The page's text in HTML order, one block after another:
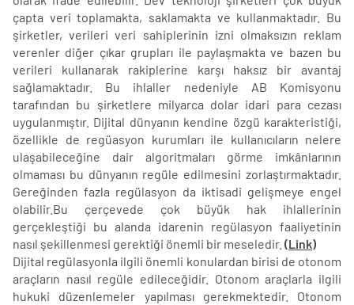
çapta veri toplamakta, saklamakta ve kullanmaktadır. Bu
şirketler, verileri veri sahiplerinin izni olmaksızın reklam
verenler diğer çıkar grupları ile paylaşmakta ve bazen bu
verileri kullanarak rakiplerine karşı haksız bir avantaj
sağlamaktadır. Bu ihlaller nedeniyle AB Komisyonu
tarafından bu şirketlere milyarca dolar idari para cezası
uygulanmıştır. Dijital dünyanın kendine özgü karakteristiği,
özellikle de regüasyon kurumları ile kullanıcıların nelere
ulaşabileceğine dair algoritmaları görme imkânlarının
olmaması bu dünyanın regüle edilmesini zorlaştırmaktadır.
Gereğinden fazla regülasyon da iktisadi gelişmeye engel
olabilir.Bu çerçevede çok büyük hak ihlallerinin
gerçekleştiği bu alanda idarenin regülasyon faaliyetinin
nasıl şekillenmesi gerektiği önemli bir meseledir. (Link)
Dijital regülasyonla ilgili önemli konulardan birisi de otonom
araçların nasıl regüle edileceğidir. Otonom araçlarla ilgili
hukuki düzenlemeler yapılması gerekmektedir. Otonom